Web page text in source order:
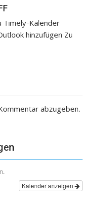
Timely-Kalender
hinzufügen Zu
abzugeben.
Kalender anzeigen